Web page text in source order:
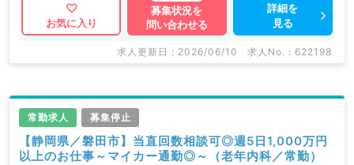
お気に入り
募集状況を
問い合わせる
詳細を
見る
求人更新日 : 2026/06/10 求人No. : 622198
常勤求人 募集停止
【静岡県／磐田市】当直回数相談可◎週5日1,000万円
以上のお仕事～マイカー通勤◎～（老年内科／常勤）